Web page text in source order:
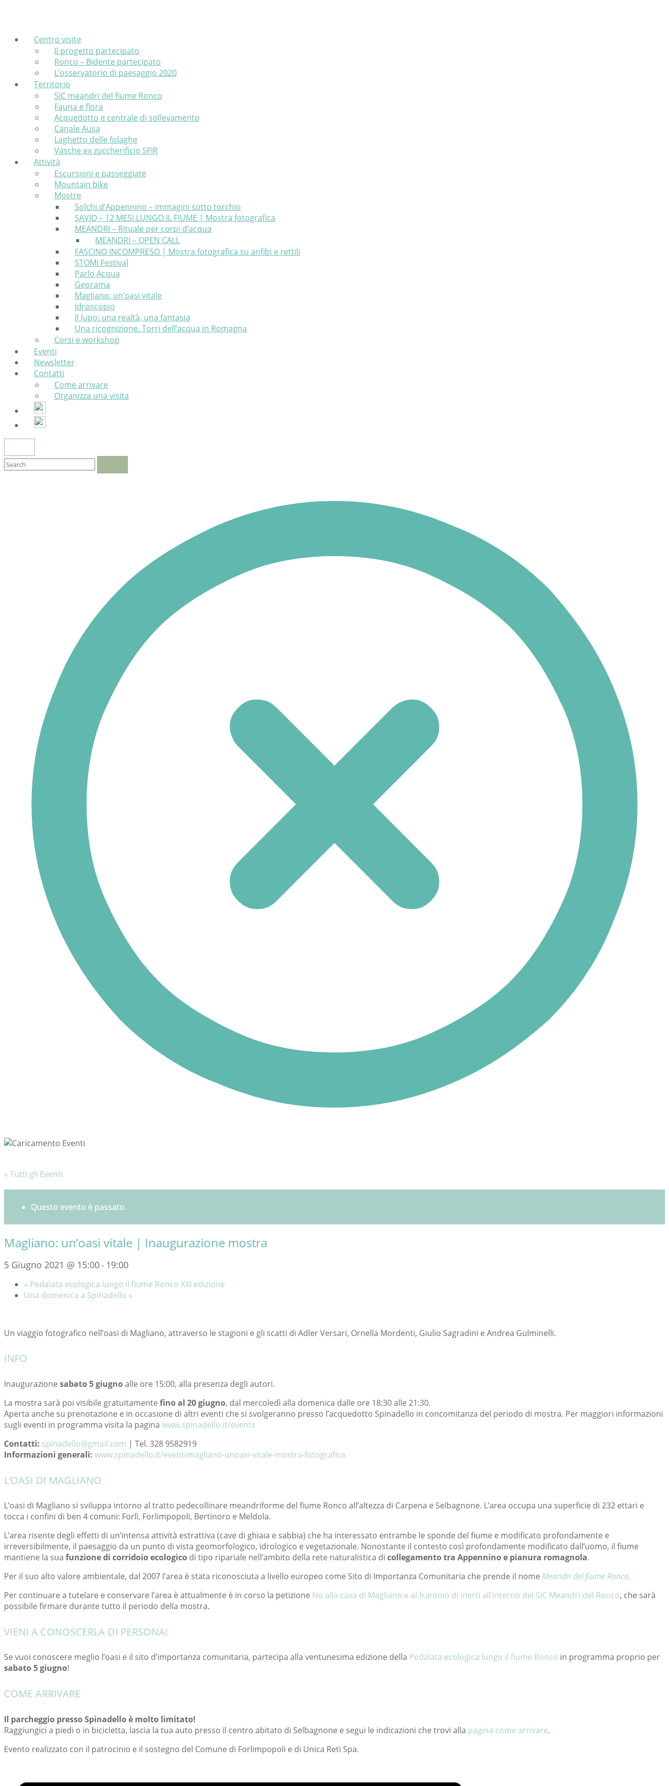
Centro visite
Il progetto partecipato
Ronco – Bidente partecipato
L’osservatorio di paesaggio 2020
Territorio
SIC meandri del fiume Ronco
Fauna e flora
Acquedotto e centrale di sollevamento
Canale Ausa
Laghetto delle folaghe
Vasche ex zuccherificio SFIR
Attività
Escursioni e passeggiate
Mountain bike
Mostre
Solchi d’Appennino – immagini sotto torchio
SAVIO – 12 MESI LUNGO IL FIUME | Mostra fotografica
MEANDRI – Rituale per corpi d’acqua
MEANDRI – OPEN CALL
FASCINO INCOMPRESO | Mostra fotografica su anfibi e rettili
STOMI Festival
Parlo Acqua
Georama
Magliano: un’oasi vitale
Idroscopio
Il lupo: una realtà, una fantasia
Una ricognizione. Torri dell’acqua in Romagna
Corsi e workshop
Eventi
Newsletter
Contatti
Come arrivare
Organizza una visita
BAR
« Tutti gli Eventi
Questo evento è passato.
Magliano: un’oasi vitale | Inaugurazione mostra
5 Giugno 2021 @ 15:00- 19:00
« Pedalata ecologica lungo il fiume Ronco XXI edizione
Una domenica a Spinadello »
Un viaggio fotografico nell’oasi di Magliano, attraverso le stagioni e gli scatti di Adler Versari, Ornella Mordenti, Giulio Sagradini e Andrea Gulminelli.
INFO
Inaugurazione sabato 5 giugnoalle ore 15:00, alla presenza degli autori.
La mostra sarà poi visibile gratuitamente fino al 20 giugno, dal mercoledì alla domenica dalle ore 18:30 alle 21:30.
Aperta anche su prenotazione e in occasione di altri eventi che si svolgeranno presso l’acquedotto Spinadello in concomitanza del periodo di mostra. Per maggiori informazioni
sugli eventi in programma visita la pagina www.spinadello.it/events
Contatti: spinadello@gmail.com | Tel. 328 9582919
Informazioni generali: www.spinadello.it/event/magliano-unoasi-vitale-mostra-fotografica
L’OASI DI MAGLIANO
L’oasi di Magliano si sviluppa intorno al tratto pedecollinare meandriforme del fiume Ronco all’altezza di Carpena e Selbagnone. L’area occupa una superficie di 232 ettari e
tocca i confini di ben 4 comuni: Forlì, Forlimpopoli, Bertinoro e Meldola.
L’area risente degli effetti di un’intensa attività estrattiva (cave di ghiaia e sabbia) che ha interessato entrambe le sponde del fiume e modificato profondamente e
irreversibilmente, il paesaggio da un punto di vista geomorfologico, idrologico e vegetazionale. Nonostante il contesto così profondamente modificato dall’uomo, il fiume
mantiene la sua funzione di corridoio ecologico di tipo ripariale nell’ambito della rete naturalistica di collegamento tra Appennino e pianura romagnola.
Per il suo alto valore ambientale, dal 2007 l’area è stata riconosciuta a livello europeo come Sito di Importanza Comunitaria che prende il nome Meandri del fiume Ronco.
Per continuare a tutelare e conservare l’area è attualmente è in corso la petizione No alla cava di Magliano e al frantoio di inerti all’interno del SIC Meandri del Ronco, che sarà
possibile firmare durante tutto il periodo della mostra.
VIENI A CONOSCERLA DI PERSONA!
Se vuoi conoscere meglio l’oasi e il sito d’importanza comunitaria, partecipa alla ventunesima edizione della Pedalata ecologica lungo il fiume Ronco in programma proprio per
sabato 5 giugno!
COME ARRIVARE
Il parcheggio presso Spinadello è molto limitato!
Raggiungici a piedi o in bicicletta, lascia la tua auto presso il centro abitato di Selbagnone e segui le indicazioni che trovi alla pagina come arrivare.
Evento realizzato con il patrocinio e il sostegno del Comune di Forlimpopoli e di Unica Reti Spa.